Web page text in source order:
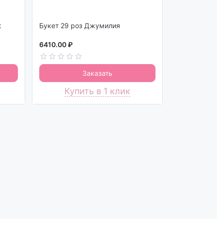
Букет 29 роз Джумилия
6410.00 ₽
Заказать
Купить в 1 клик